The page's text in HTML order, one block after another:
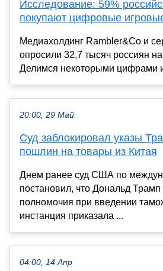
Исследование: 59%
покупают цифровые
Медиахолдинг Rambler&Co и
опросили 32,7 тысяч россиян
Делимся некоторыми цифрами
20:00, 29 Май
Суд заблокировал указы
пошлин на товары из Китая
Днем ранее суд США по
постановил, что Дональд
полномочия при введении
инстанция приказала ...
04:00, 14 Апр